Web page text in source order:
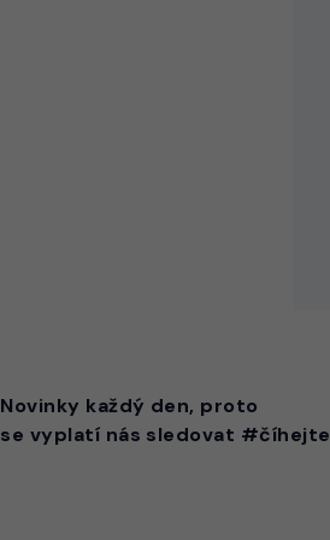
Novinky každý den, proto
se vyplatí nás sledovat #číhejte